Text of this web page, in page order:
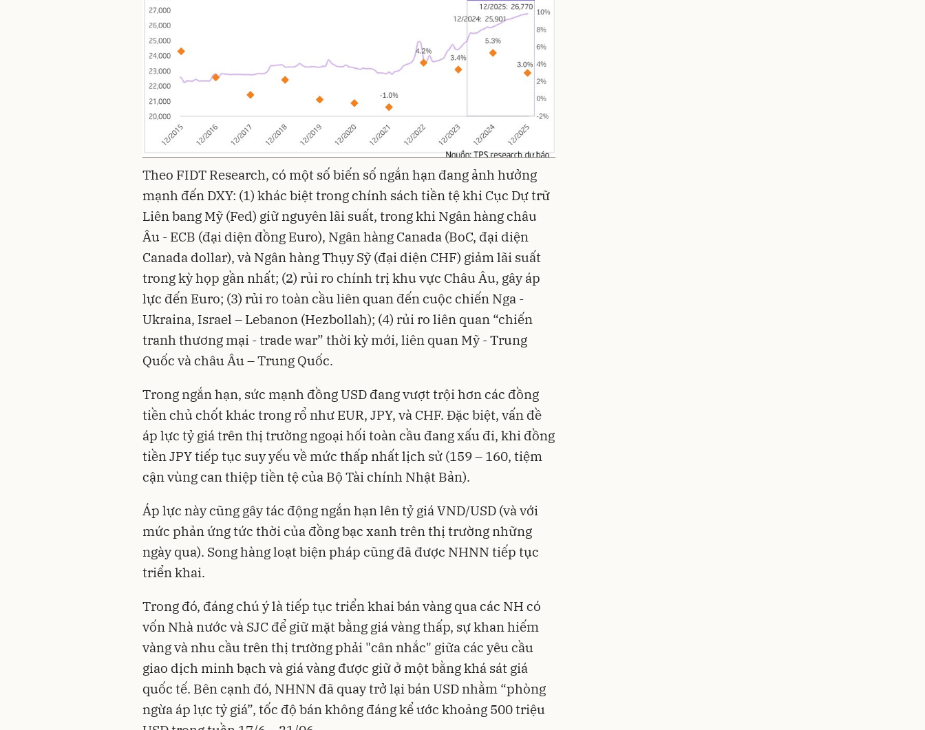
Theo FIDT Research, có một số biến số ngắn hạn đang ảnh hưởng
mạnh đến DXY: (1) khác biệt trong chính sách tiền tệ khi Cục Dự trữ
Liên bang Mỹ (Fed) giữ nguyên lãi suất, trong khi Ngân hàng châu
Âu - ECB (đại diện đồng Euro), Ngân hàng Canada (BoC, đại diện
Canada dollar), và Ngân hàng Thụy Sỹ (đại diện CHF) giảm lãi suất
trong kỳ họp gần nhất; (2) rủi ro chính trị khu vực Châu Âu, gây áp
lực đến Euro; (3) rủi ro toàn cầu liên quan đến cuộc chiến Nga -
Ukraina, Israel – Lebanon (Hezbollah); (4) rủi ro liên quan “chiến
tranh thương mại - trade war” thời kỳ mới, liên quan Mỹ - Trung
Quốc và châu Âu – Trung Quốc.
Trong ngắn hạn, sức mạnh đồng USD đang vượt trội hơn các đồng
tiền chủ chốt khác trong rổ như EUR, JPY, và CHF. Đặc biệt, vấn đề
áp lực tỷ giá trên thị trường ngoại hối toàn cầu đang xấu đi, khi đồng
tiền JPY tiếp tục suy yếu về mức thấp nhất lịch sử (159 – 160, tiệm
cận vùng can thiệp tiền tệ của Bộ Tài chính Nhật Bản).
Áp lực này cũng gây tác động ngắn hạn lên tỷ giá VND/USD (và với
mức phản ứng tức thời của đồng bạc xanh trên thị trường những
ngày qua). Song hàng loạt biện pháp cũng đã được NHNN tiếp tục
triển khai.
Trong đó, đáng chú ý là tiếp tục triển khai bán vàng qua các NH có
vốn Nhà nước và SJC để giữ mặt bằng giá vàng thấp, sự khan hiếm
vàng và nhu cầu trên thị trường phải "cân nhắc" giữa các yêu cầu
giao dịch minh bạch và giá vàng được giữ ở một bằng khá sát giá
quốc tế. Bên cạnh đó, NHNN đã quay trở lại bán USD nhằm “phòng
ngừa áp lực tỷ giá”, tốc độ bán không đáng kể ước khoảng 500 triệu